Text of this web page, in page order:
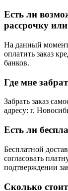
Есть ли
рассрочку
На данный
оплатить заказ
банков.
Где мне
Забрать заказ
адресу: г.
Есть ли
Бесплатной
согласовать
подтверждении
Сколько